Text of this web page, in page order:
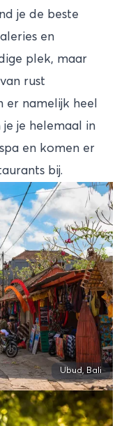
je de beste
en
plek, maar
rust
er namelijk heel
je helemaal in
en komen er
bij.
Ubud, Bali